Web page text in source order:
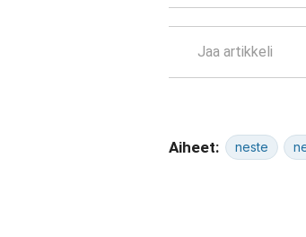
Jaa artikkeli
Aiheet: neste